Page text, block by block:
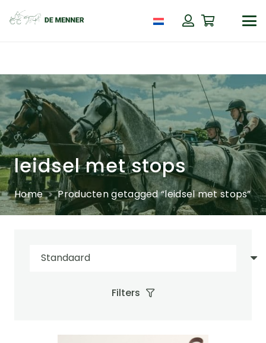
leidsel met stops
Home Producten getagged “leidsel met stops”
Filters